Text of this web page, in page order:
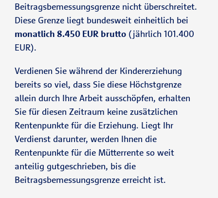
Beitragsbemessungsgrenze nicht überschreitet.
Diese Grenze liegt bundesweit einheitlich bei
monatlich 8.450 EUR brutto (jährlich 101.400
EUR).
Verdienen Sie während der Kindererziehung
bereits so viel, dass Sie diese Höchstgrenze
allein durch Ihre Arbeit ausschöpfen, erhalten
Sie für diesen Zeitraum keine zusätzlichen
Rentenpunkte für die Erziehung. Liegt Ihr
Verdienst darunter, werden Ihnen die
Rentenpunkte für die Mütterrente so weit
anteilig gutgeschrieben, bis die
Beitragsbemessungsgrenze erreicht ist.